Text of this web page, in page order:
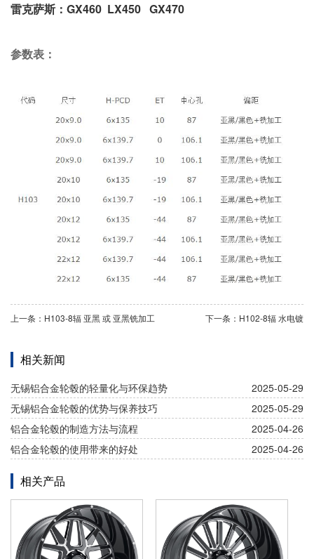
雷克萨斯：GX460 LX450 GX470
参数表：
上一条：H103-8辐 亚黑 或 亚黑铣加工 下一条：H102-8辐 水电镀
相关新闻
无锡铝合金轮毂的轻量化与环保趋势
2025-05-29
无锡铝合金轮毂的优势与保养技巧
2025-05-29
铝合金轮毂的制造方法与流程
2025-04-26
铝合金轮毂的使用带来的好处
2025-04-26
相关产品